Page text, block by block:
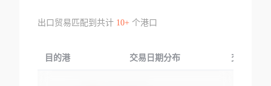
出口贸易匹配到共计 10+个港口
目的港 交易日期分布 交易产品